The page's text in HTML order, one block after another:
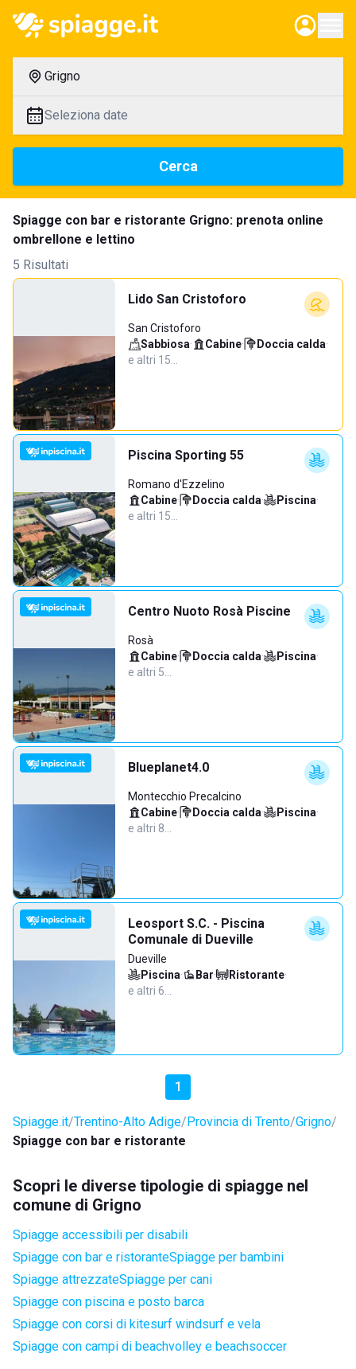
Grigno
Seleziona date
Cerca
Spiagge con bar e ristorante Grigno: prenota online
ombrellone e lettino
5 Risultati
Lido San Cristoforo
San Cristoforo
Sabbiosa· Cabine· Doccia calda·
e altri 15…
Piscina Sporting 55
Romano d'Ezzelino
Cabine· Doccia calda· Piscina·
e altri 15…
Centro Nuoto Rosà Piscine
Rosà
Cabine· Doccia calda· Piscina·
e altri 5…
Blueplanet4.0
Montecchio Precalcino
Cabine· Doccia calda· Piscina·
e altri 8…
Leosport S.C. - Piscina
Comunale di Dueville
Dueville
Piscina· Bar· Ristorante·
e altri 6…
1
Spiagge.it Trentino-Alto Adige Provincia di Trento Grigno
Spiagge con bar e ristorante
Scopri le diverse tipologie di spiagge nel
comune di Grigno
Spiagge accessibili per disabili
Spiagge con bar e ristoranteSpiagge per bambini
Spiagge attrezzateSpiagge per cani
Spiagge con piscina e posto barca
Spiagge con corsi di kitesurf windsurf e vela
Spiagge con campi di beachvolley e beachsoccer